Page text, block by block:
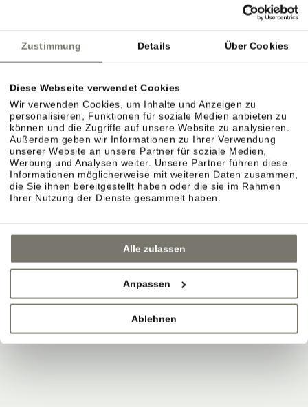
Zustimmung Details Über Cookies
Diese Webseite verwendet Cookies
Wir verwenden Cookies, um Inhalte und Anzeigen zu
personalisieren, Funktionen für soziale Medien anbieten zu
können und die Zugriffe auf unsere Website zu analysieren.
Außerdem geben wir Informationen zu Ihrer Verwendung
unserer Website an unsere Partner für soziale Medien,
Werbung und Analysen weiter. Unsere Partner führen diese
Informationen möglicherweise mit weiteren Daten zusammen,
die Sie ihnen bereitgestellt haben oder die sie im Rahmen
Ihrer Nutzung der Dienste gesammelt haben.
Alle zulassen
Anpassen
Ablehnen
ÖBB
Südtirol Transfer
Flughafen Bozen
Flughafen Innsbruck
Flughafen Verona Villafranca